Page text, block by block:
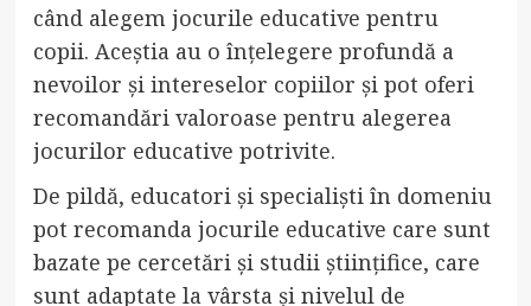
când alegem jocurile educative pentru
copii. Aceștia au o înțelegere profundă a
nevoilor și intereselor copiilor și pot oferi
recomandări valoroase pentru alegerea
jocurilor educative potrivite.
De pildă, educatori și specialiști în domeniu
pot recomanda jocurile educative care sunt
bazate pe cercetări și studii științifice, care
sunt adaptate la vârsta și nivelul de